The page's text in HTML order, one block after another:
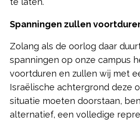
Spanningen zullen
Zolang als de oorlog daar
spanningen op onze campus
voortduren en zullen wij met
Israëlische achtergrond deze
situatie moeten doorstaan,
alternatief, een volledige